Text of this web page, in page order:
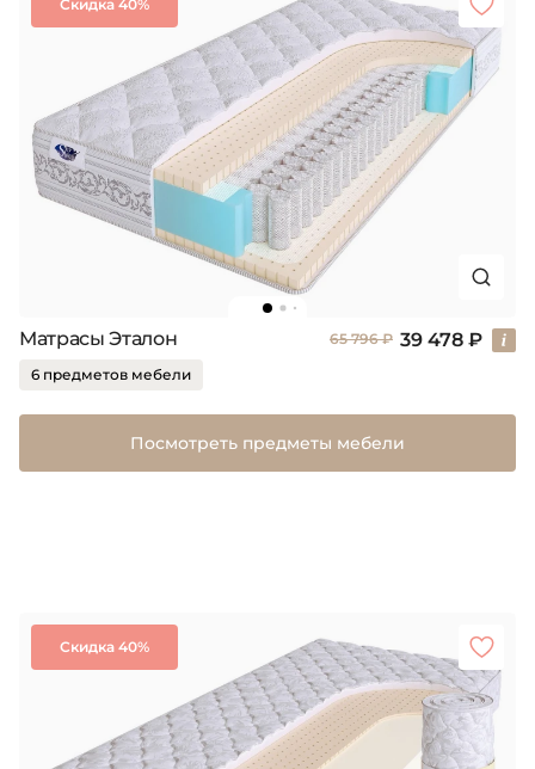
Скидка 40%
Матрасы Эталон 65 796 ₽ 39 478 ₽
6 предметов мебели
Посмотреть предметы мебели
Скидка 40%